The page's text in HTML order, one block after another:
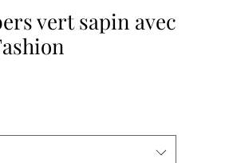
vert sapin avec